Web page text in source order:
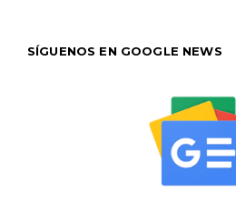
SÍGUENOS EN GOOGLE NEWS